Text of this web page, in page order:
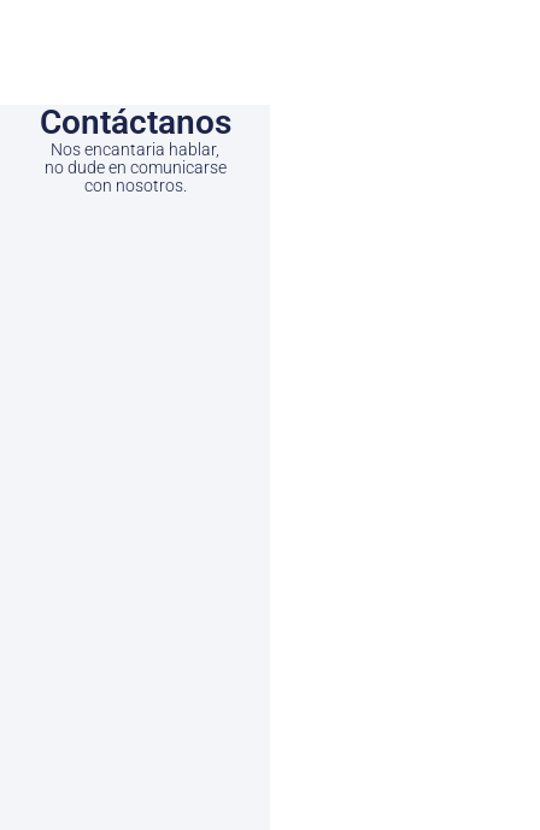
Contáctanos
Nos encantaria hablar,
no dude en comunicarse
con nosotros.